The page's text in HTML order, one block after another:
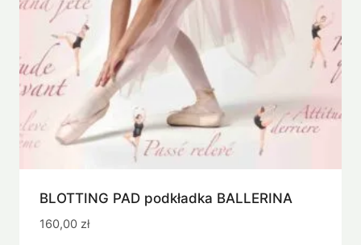
BLOTTING PAD podkładka BALLERINA
160,00 zł